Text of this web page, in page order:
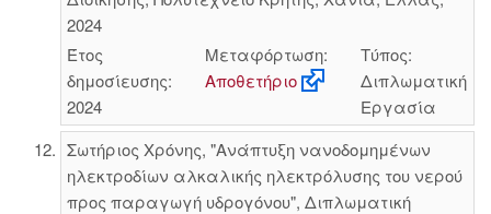
2024
Έτος
δημοσίευσης:
2024
Μεταφόρτωση:
Αποθετήριο
Τύπος:
Διπλωματική
Εργασία
Σωτήριος Χρόνης, "Ανάπτυξη νανοδομημένων
ηλεκτροδίων αλκαλικής ηλεκτρόλυσης του νερού
προς παραγωγή υδρογόνου", Διπλωματική